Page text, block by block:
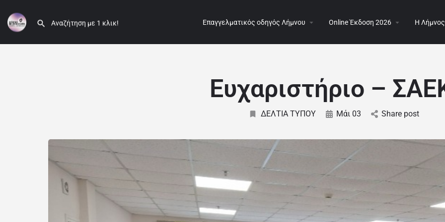
Επαγγελματικός οδηγός Λήμνου Online Έκδοση 2026 Η Λήμνος
Ευχαριστήριο –
ΔΕΛΤΙΑ ΤΥΠΟΥ Μάι 03 Share post